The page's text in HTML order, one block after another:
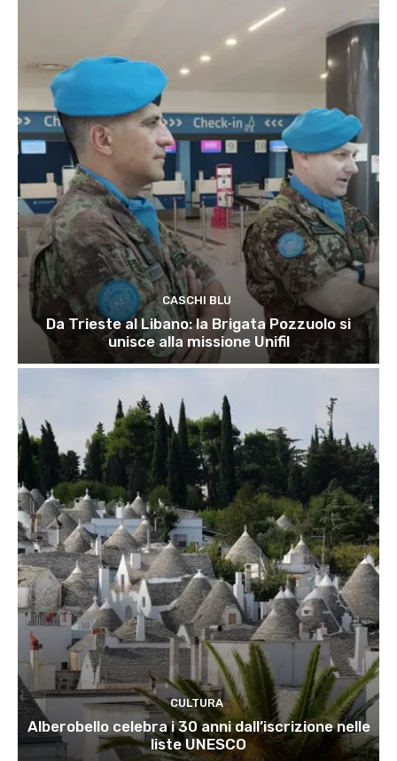
CASCHI BLU
Da Trieste al Libano: la Brigata Pozzuolo si
unisce alla missione Unifil
CULTURA
Alberobello celebra i 30 anni dall’iscrizione nelle
liste UNESCO